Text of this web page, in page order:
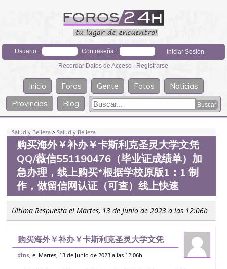
Usuario: Contraseña:
Recordar Datos de Acceso | Registrarse
Inicio Foros Gente Fotos
Noticias
Provincias
Blog
Salud y Belleza >Salud y Belleza
购买海外￥补办￥卡斯利克圣灵大学文凭
QQ/薇信551190476（毕业证成绩单）加
急办理，线上购买*根据学校原版1：1 制
作，做留信网认证（可查）线上快速
Última Respuesta el Martes, 13 de Junio de 2023 a las 12:06h
购买海外￥补办￥卡斯利克圣灵大学文凭
QQ/薇信551190476（毕业证成绩单）加
dfns , el Martes, 13 de Junio de 2023 a las 12:06h